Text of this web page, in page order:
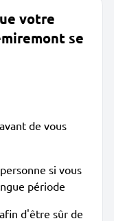
votre
se
de vous
si vous
période
d'être sûr de